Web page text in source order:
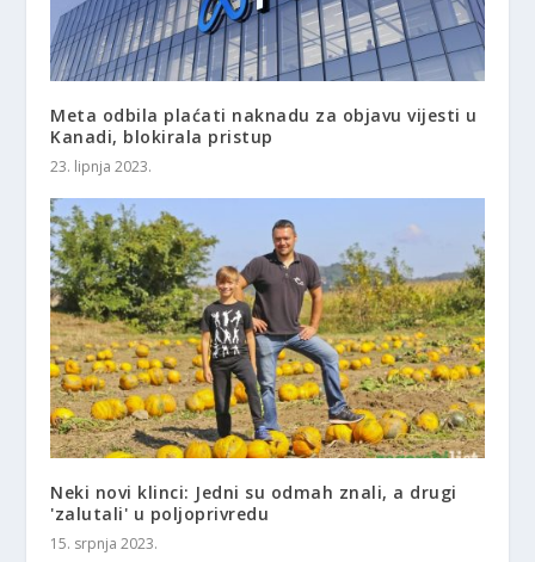
Meta odbila plaćati naknadu za objavu vijesti u
Kanadi, blokirala pristup
23. lipnja 2023.
Neki novi klinci: Jedni su odmah znali, a drugi
'zalutali' u poljoprivredu
15. srpnja 2023.